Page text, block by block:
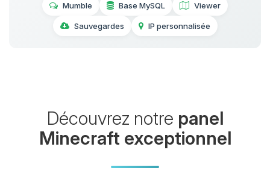
Mumble Base MySQL Viewer
Sauvegardes IP personnalisée
Découvrez notre panel
Minecraft exceptionnel